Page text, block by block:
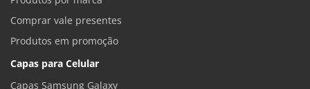
Comprar vale presentes
Produtos em promoção
Capas para Celular
Capas Samsung Galaxy